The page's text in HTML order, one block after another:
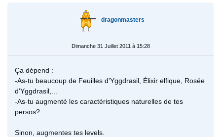
dragonmasters
Dimanche 31 Juillet 2011 à 15:28
Ça dépend :
-As-tu beaucoup de Feuilles d'Yggdrasil, Élixir elfique, Rosée
d'Yggdrasil,...
-As-tu augmenté les caractéristiques naturelles de tes
persos?
Sinon, augmentes tes levels.